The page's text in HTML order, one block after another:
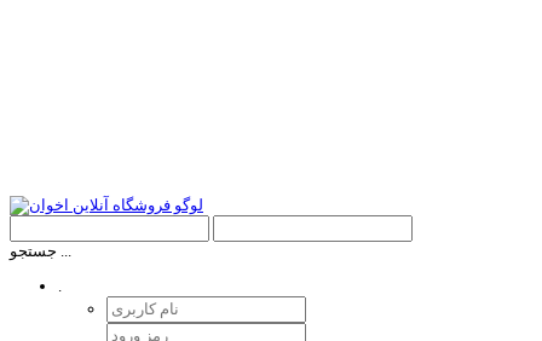
جستجو ...
.